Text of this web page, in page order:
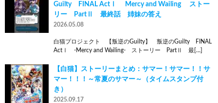
Guilty FINAL ActⅠ Mercy and Wailing ストー
リー PartⅡ 最終話 姉妹の答え
2026.05.08
白猫プロジェクト 【叛逆のGuilty】 叛逆のGuilty FINAL
ActⅠ -Mercy and Wailing- ストーリー PartⅡ 最[…]
【白猫】ストーリーまとめ：サマー！サマー！！サ
マー！！！～常夏のサマー～（タイムスタンプ付
き）
2025.09.17